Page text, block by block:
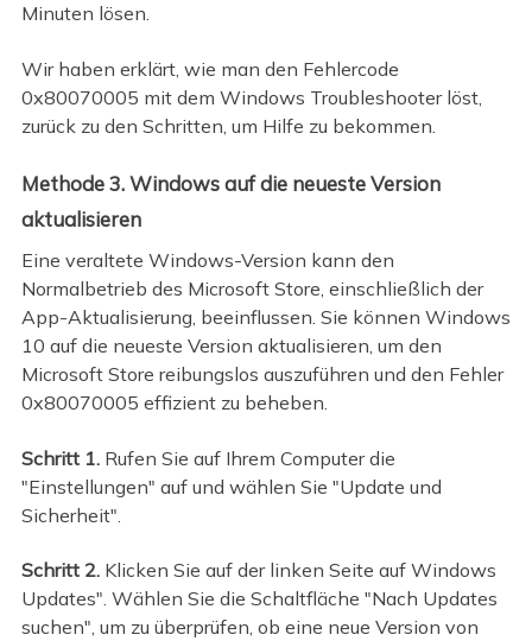
Minuten lösen.
Wir haben erklärt, wie man den Fehlercode
0x80070005 mit dem Windows Troubleshooter löst,
zurück zu den Schritten, um Hilfe zu bekommen.
Methode 3. Windows auf die neueste Version
aktualisieren
Eine veraltete Windows-Version kann den
Normalbetrieb des Microsoft Store, einschließlich der
App-Aktualisierung, beeinflussen. Sie können Windows
10 auf die neueste Version aktualisieren, um den
Microsoft Store reibungslos auszuführen und den Fehler
0x80070005 effizient zu beheben.
Schritt 1. Rufen Sie auf Ihrem Computer die
"Einstellungen" auf und wählen Sie "Update und
Sicherheit".
Schritt 2. Klicken Sie auf der linken Seite auf Windows
Updates". Wählen Sie die Schaltfläche "Nach Updates
suchen", um zu überprüfen, ob eine neue Version von